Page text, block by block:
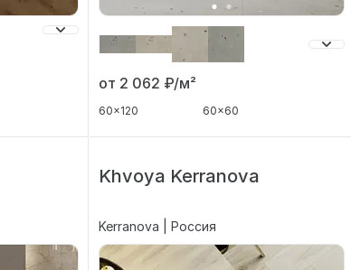
от 2 062 ₽/м²
60x120 60x60
Khvoya Kerranova
Kerranova | Россия